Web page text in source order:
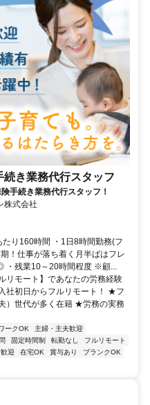
き業務代行スタッフ
手続き業務代行スタッフ！
株式会社
り160時間 ・1日8時間勤務(フ
！仕事が落ち着く月半ばはフレ
・残業10～20時間程度 ※顧...
リモート】であなたの労務経験
社初日からフルリモート！ ★フ
）世代が多く在籍 ★労務の実務
ークOK
主婦・主夫歓迎
固定時間制 転勤なし
フルリモート
迎 在宅OK 賞与あり
ブランクOK